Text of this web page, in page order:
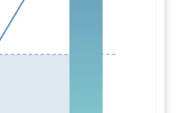
画像 © Mordor Intelligence。再利用には